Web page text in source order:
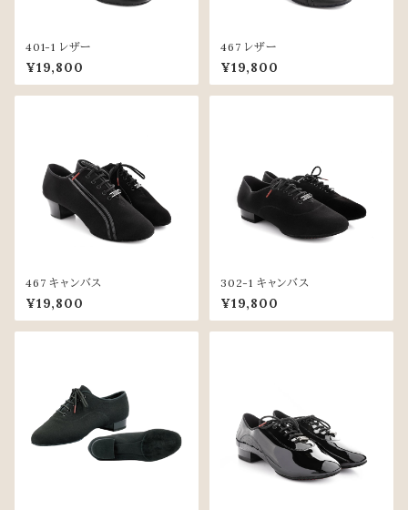
401-1 レザー
¥19,800
467 レザー
¥19,800
467 キャンバス
¥19,800
302-1 キャンバス
¥19,800